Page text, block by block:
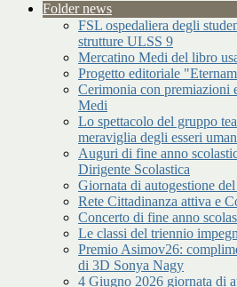
Folder news
FSL ospedaliera degli
strutture ULSS 9
Mercatino Medi del libro
Progetto editoriale
Cerimonia con premiazioni
Medi
Lo spettacolo del gruppo
meraviglia degli esseri
Auguri di fine anno
Dirigente Scolastica
Giornata di autogestione
Rete Cittadinanza attiva e
Concerto di fine anno
Le classi del triennio
Premio Asimov26:
di 3D Sonya Nagy
4 Giugno 2026 giornata di